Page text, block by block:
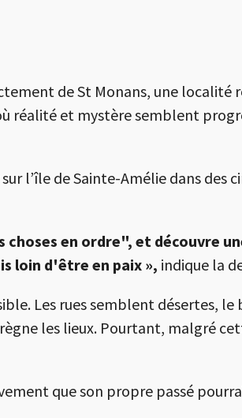
de St Monans, une localité
réalité et mystère semblent
l’île de Sainte-Amélie dans des
en ordre", et découvre
loin d'être en paix », indique la
Les rues semblent désertes,
les lieux. Pourtant, malgré
que son propre passé